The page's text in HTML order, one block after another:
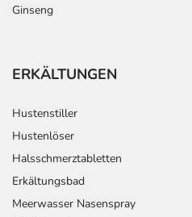
Ginseng
ERKÄLTUNGEN
Hustenstiller
Hustenlöser
Halsschmerztabletten
Erkältungsbad
Meerwasser Nasenspray